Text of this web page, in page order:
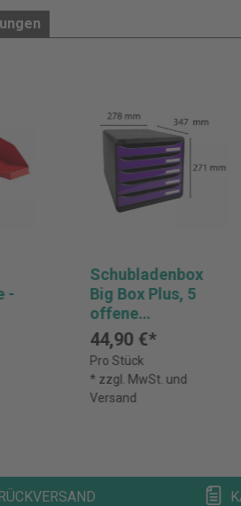
-
Schubladenbox
Big Box Plus, 5
offene
Schubladen,
Iderama - Violett
Glossy
44,90 €*
Pro Stück
* zzgl. MwSt. und
Versand